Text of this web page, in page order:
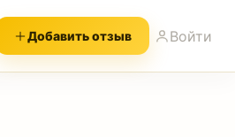
Добавить отзыв Войти